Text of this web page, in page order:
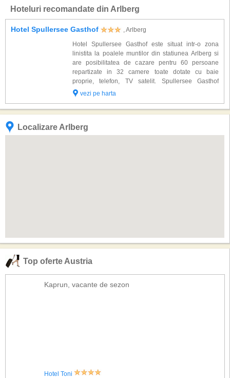
cealalta parte sunt situate lacurile Formarinsee si Spullersee, atractia
turistilor pe timpul verii.
Wald am Arlberg este ideala pentru practicarea sporturilor de iarna fiind
inconjurata de cele mai renumite partii de schi cu diferite grade de
dificultate. In apropierea statiunii se afla St. Anton, (capitala mondiala
sporturilor de iarna), Stuben, Zurs si Lech unde veti gasi hoteluri, pensiuni
cat si restaurante situate pe cele mai inalte culmi ale muntilor, patinoar,
inchirieri de ski sau patine.
Prin amenajarile partiilor (tunuri de zapada), multitudinea de posibilitati de
urcare in munti (teleski, telecabine, teleferice etc.) cat si calitatea serviciilor,
zona montana Arlberg este ideala pentru petrecerea celui mai reusit sejur
Hoteluri recomandate din Arlberg
Hotel Spullersee Gasthof
, Arlberg
Hotel Spullersee Gasthof este situat intr-o zona
linistita la poalele muntilor din statiunea Arlberg si
are posibilitatea de cazare pentru 60 persoane
repartizate in 32 camere toate dotate cu baie
proprie, telefon, TV satelit. Spullersee Gasthof
dispune de: sauna, solar, teren de joaca pentru
vezi pe harta
Localizare Arlberg
Top oferte Austria
Kaprun, vacante de sezon
Hotel Toni